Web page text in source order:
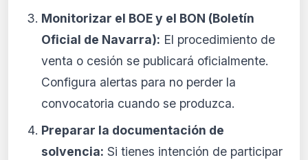
Monitorizar el BOE y el BON (Boletín
Oficial de Navarra): El procedimiento de
venta o cesión se publicará oficialmente.
Configura alertas para no perder la
convocatoria cuando se produzca.
Preparar la documentación de
solvencia: Si tienes intención de participar